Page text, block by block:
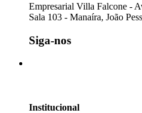
Empresarial Villa Falcone -
Sala 103 - Manaíra, João
Siga-nos
Institucional